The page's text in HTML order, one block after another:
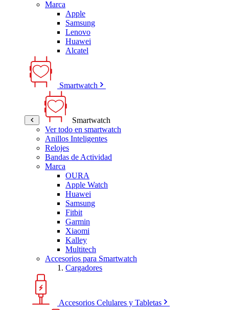
Marca
Apple
Samsung
Lenovo
Huawei
Alcatel
Smartwatch
Smartwatch
Ver todo en smartwatch
Anillos Inteligentes
Relojes
Bandas de Actividad
Marca
OURA
Apple Watch
Huawei
Samsung
Fitbit
Garmin
Xiaomi
Kalley
Multitech
Accesorios para Smartwatch
Cargadores
Accesorios Celulares y Tabletas